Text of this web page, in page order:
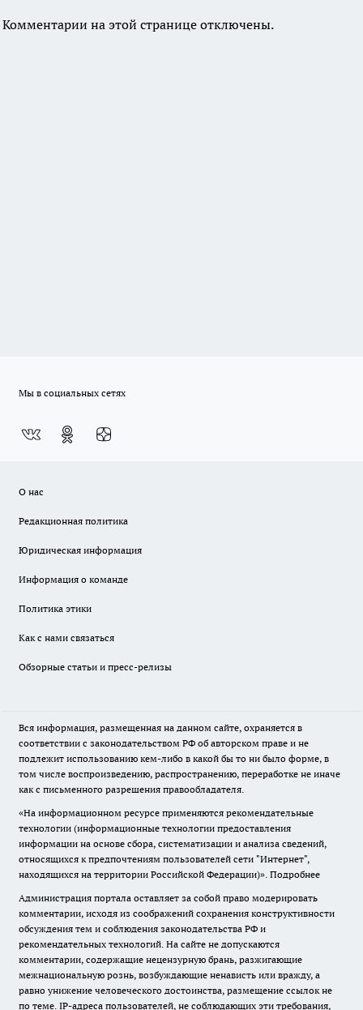
Комментарии на этой странице отключены.
Мы в социальных сетях
О нас
Редакционная политика
Юридическая информация
Информация о команде
Политика этики
Как с нами связаться
Обзорные статьи и пресс-релизы
Вся информация, размещенная на данном сайте, охраняется в
соответствии с законодательством РФ об авторском праве и не
подлежит использованию кем-либо в какой бы то ни было форме, в
том числе воспроизведению, распространению, переработке не иначе
как с письменного разрешения правообладателя.
«На информационном ресурсе применяются рекомендательные
технологии (информационные технологии предоставления
информации на основе сбора, систематизации и анализа сведений,
относящихся к предпочтениям пользователей сети "Интернет",
находящихся на территории Российской Федерации)». Подробнее
Администрация портала оставляет за собой право модерировать
комментарии, исходя из соображений сохранения конструктивности
обсуждения тем и соблюдения законодательства РФ и
рекомендательных технологий. На сайте не допускаются
комментарии, содержащие нецензурную брань, разжигающие
межнациональную рознь, возбуждающие ненависть или вражду, а
равно унижение человеческого достоинства, размещение ссылок не
по теме. IP-адреса пользователей, не соблюдающих эти требования,